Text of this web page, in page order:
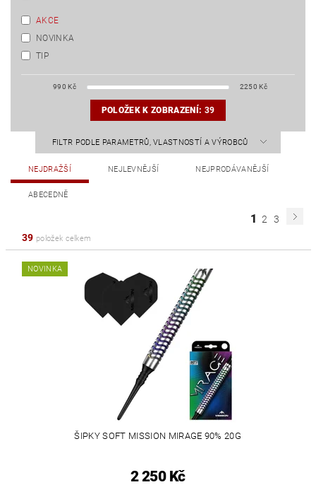
AKCE
NOVINKA
TIP
990 Kč 2250 Kč
POLOŽEK K ZOBRAZENÍ: 39
FILTR PODLE PARAMETRŮ, VLASTNOSTÍ A VÝROBCŮ
NEJDRAŽŠÍ NEJLEVNĚJŠÍ NEJPRODÁVANĚJŠÍ
ABECEDNĚ
1 2
3
39 položek celkem
NOVINKA
ŠIPKY SOFT MISSION MIRAGE 90% 20G
2 250 Kč